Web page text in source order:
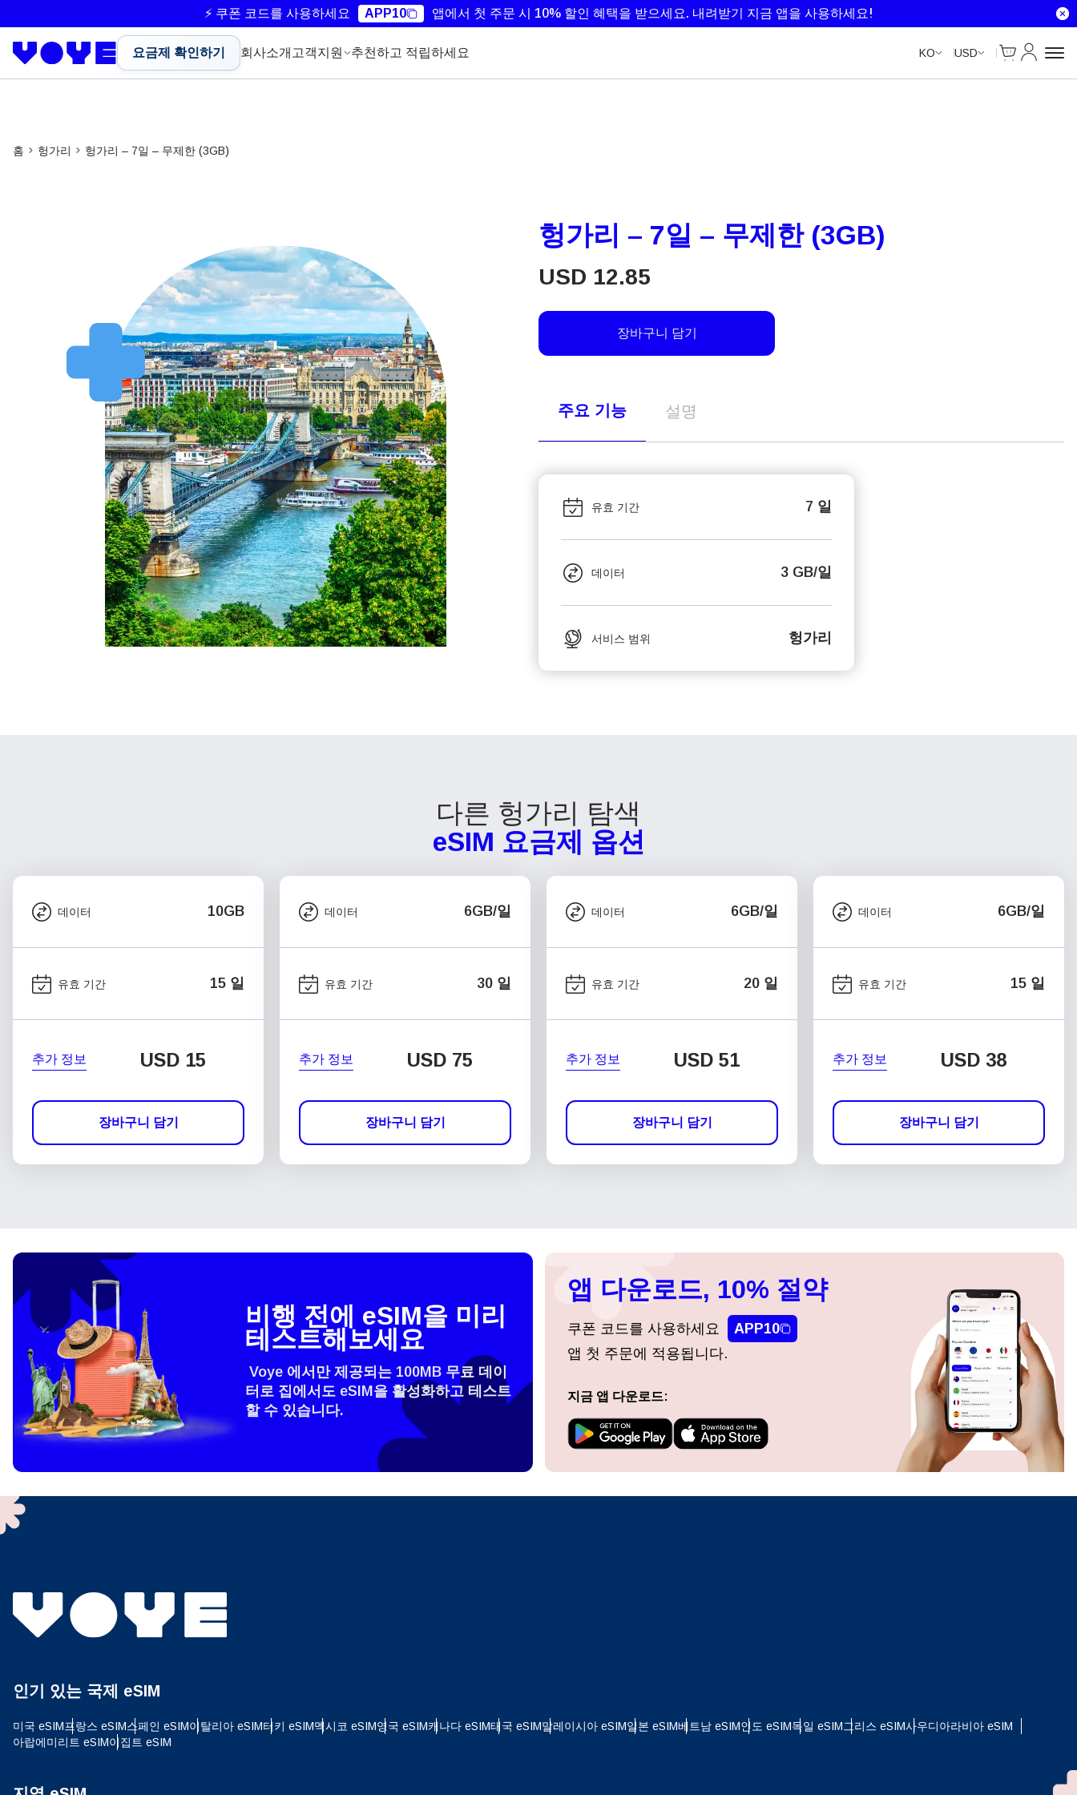
⚡ 쿠폰 코드를 사용하세요 APP10 앱에서 첫 주문 시 10% 할인 혜택을 받으세요. 내려받기 지금 앱을 사용하세요!
요금제 확인하기 회사소개 고객지원 추천하고 적립하세요 KO USD
Cart
내 계정
홈 헝가리 헝가리 – 7일 – 무제한 (3GB)
헝가리 – 7일 – 무제한 (3GB)
USD 12.85
장바구니 담기
주요 기능 설명
유효 기간 7 일
데이터 3 GB/일
서비스 범위 헝가리
다른 헝가리 탐색
eSIM 요금제 옵션
데이터 10GB
유효 기간 15 일
추가 정보 USD 15
장바구니 담기
데이터 6GB/일
유효 기간 30 일
추가 정보 USD 75
장바구니 담기
데이터 6GB/일
유효 기간 20 일
추가 정보 USD 51
장바구니 담기
데이터 6GB/일
유효 기간 15 일
추가 정보 USD 38
장바구니 담기
How do I get my eSim?
To get your eSIM, start by checking if your device supports eSIM
They will provide you with a QR code or activation details that you can scan
비행 전에 eSIM을 미리
테스트해보세요
Voye 에서만 제공되는 100MB 무료 데이
터로 집에서도 eSIM을 활성화하고 테스트
할 수 있습니다.
앱 다운로드, 10% 절약
쿠폰 코드를 사용하세요
APP10
앱 첫 주문에 적용됩니다.
지금 앱 다운로드:
인기 있는 국제 eSIM
미국 eSIM프랑스 eSIM스페인 eSIM이탈리아 eSIM터키 eSIM멕시코 eSIM영국 eSIM캐나다 eSIM태국 eSIM말레이시아 eSIM일본 eSIM베트남 eSIM인도 eSIM독일 eSIM그리스 eSIM사우디아라비아 eSIM
아랍에미리트 eSIM이집트 eSIM
언어 선택: 로그인 또는 회원가입